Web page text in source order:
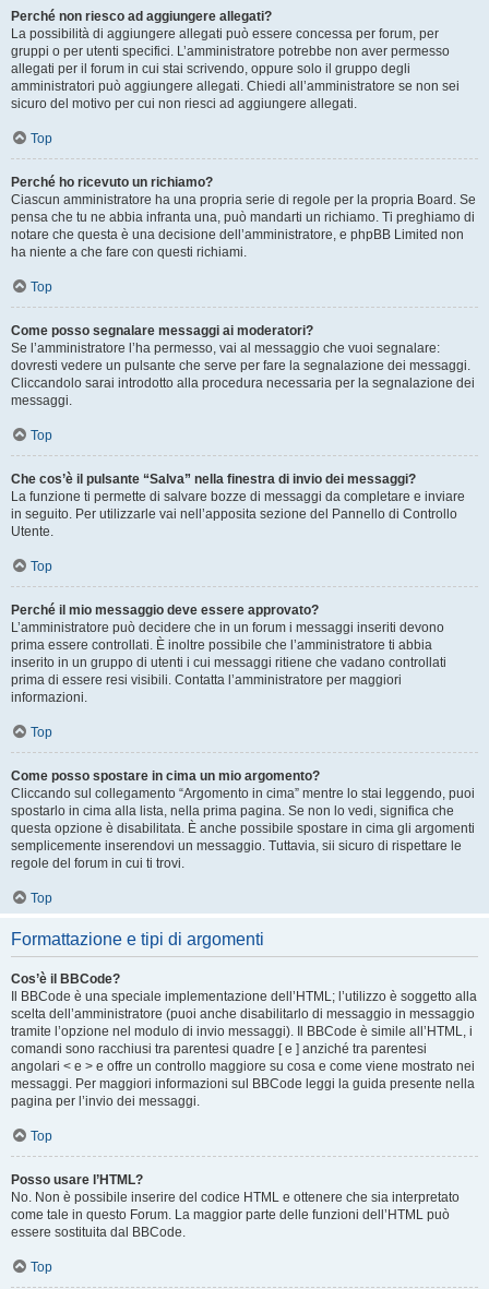
Perché non riesco ad aggiungere allegati?
La possibilità di aggiungere allegati può essere concessa per forum, per
gruppi o per utenti specifici. L’amministratore potrebbe non aver permesso
allegati per il forum in cui stai scrivendo, oppure solo il gruppo degli
amministratori può aggiungere allegati. Chiedi all’amministratore se non sei
sicuro del motivo per cui non riesci ad aggiungere allegati.
Top
Perché ho ricevuto un richiamo?
Ciascun amministratore ha una propria serie di regole per la propria Board. Se
pensa che tu ne abbia infranta una, può mandarti un richiamo. Ti preghiamo di
notare che questa è una decisione dell’amministratore, e phpBB Limited non
ha niente a che fare con questi richiami.
Top
Come posso segnalare messaggi ai moderatori?
Se l’amministratore l’ha permesso, vai al messaggio che vuoi segnalare:
dovresti vedere un pulsante che serve per fare la segnalazione dei messaggi.
Cliccandolo sarai introdotto alla procedura necessaria per la segnalazione dei
messaggi.
Top
Che cos’è il pulsante “Salva” nella finestra di invio dei messaggi?
La funzione ti permette di salvare bozze di messaggi da completare e inviare
in seguito. Per utilizzarle vai nell’apposita sezione del Pannello di Controllo
Utente.
Top
Perché il mio messaggio deve essere approvato?
L’amministratore può decidere che in un forum i messaggi inseriti devono
prima essere controllati. È inoltre possibile che l’amministratore ti abbia
inserito in un gruppo di utenti i cui messaggi ritiene che vadano controllati
prima di essere resi visibili. Contatta l’amministratore per maggiori
informazioni.
Top
Come posso spostare in cima un mio argomento?
Cliccando sul collegamento “Argomento in cima” mentre lo stai leggendo, puoi
spostarlo in cima alla lista, nella prima pagina. Se non lo vedi, significa che
questa opzione è disabilitata. È anche possibile spostare in cima gli argomenti
semplicemente inserendovi un messaggio. Tuttavia, sii sicuro di rispettare le
regole del forum in cui ti trovi.
Top
Formattazione e tipi di argomenti
Cos’è il BBCode?
Il BBCode è una speciale implementazione dell’HTML; l’utilizzo è soggetto alla
scelta dell’amministratore (puoi anche disabilitarlo di messaggio in messaggio
tramite l’opzione nel modulo di invio messaggi). Il BBCode è simile all’HTML, i
comandi sono racchiusi tra parentesi quadre [ e ] anziché tra parentesi
angolari < e > e offre un controllo maggiore su cosa e come viene mostrato nei
messaggi. Per maggiori informazioni sul BBCode leggi la guida presente nella
pagina per l’invio dei messaggi.
Top
Posso usare l’HTML?
No. Non è possibile inserire del codice HTML e ottenere che sia interpretato
come tale in questo Forum. La maggior parte delle funzioni dell’HTML può
essere sostituita dal BBCode.
Top